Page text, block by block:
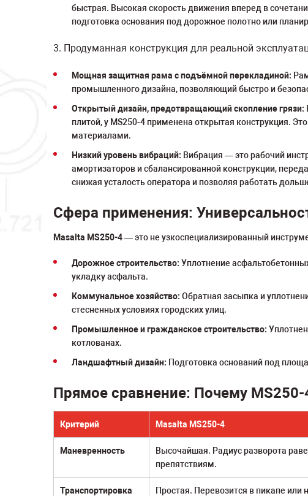
быстрая. Высокая скорость движения вперед в
подготовка основания под дорожное полотно или
3. Продуманная конструкция для реальной
Мощная защитная рама с подъёмной перекладиной:
промышленного дизайна, позволяющий быстро и
Открытый дизайн, предотвращающий скопление грязи:
плитой, у MS250-4 применена открытая конструкция.
материалами.
Низкий уровень вибраций: Вибрация — это рабочий
амортизаторов и сбалансированной конструкции,
снижая усталость оператора и позволяя работать
Сфера применения:
Masalta MS250-4— это не узкоспециализированный
Дорожное строительство: Уплотнение
укладку асфальта.
Коммунальное хозяйство: Обратная засыпка и
стесненных условиях городских улиц.
Промышленное и гражданское строительство:
котлованах.
Ландшафтный дизайн: Подготовка оснований под
Прямое сравнение: Почему
Критерий Masalta MS250-4
Маневренность
Высочайшая. Радиус разворота
препятствиям.
Транспортировка Простая. Перевозится в пикапе